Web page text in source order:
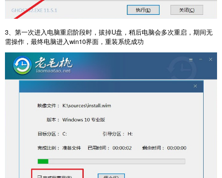
3、第一次进入电脑重启阶段时，拔掉U盘，稍后电脑会多次重启，期间无
需操作，最终电脑进入win10界面，重装系统成功